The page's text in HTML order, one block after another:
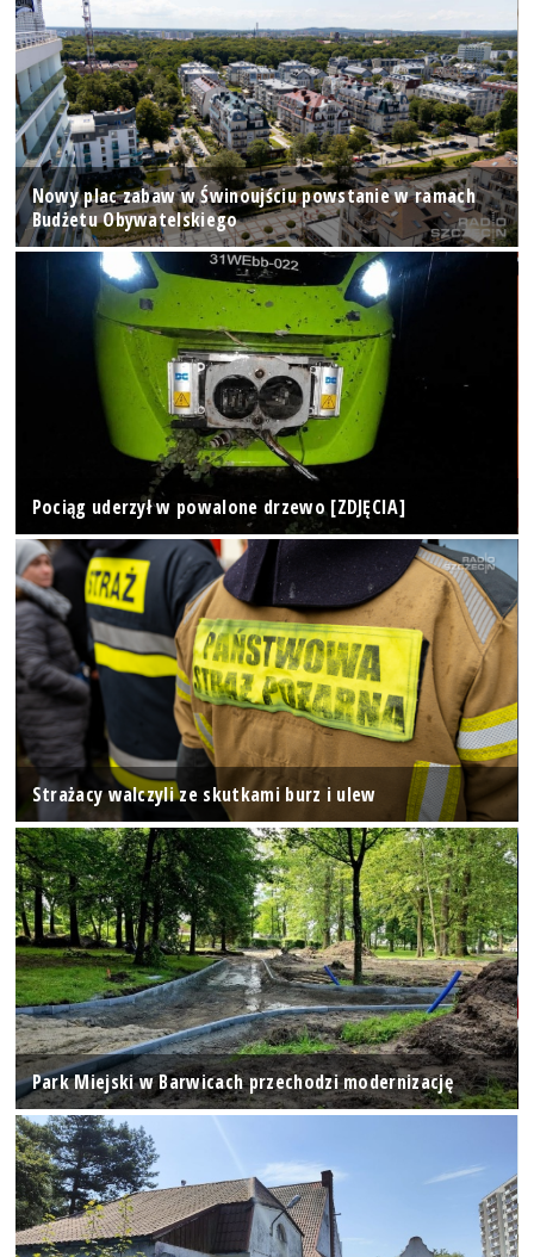
Nowy plac zabaw w Świnoujściu powstanie w ramach
Budżetu Obywatelskiego
Pociąg uderzył w powalone drzewo [ZDJĘCIA]
Strażacy walczyli ze skutkami burz i ulew
Park Miejski w Barwicach przechodzi modernizację